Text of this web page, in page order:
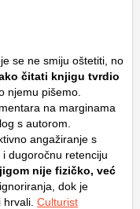
se ne smiju oštetiti, no
čitati knjigu tvrdio
njemu pišemo.
na marginama
s autorom.
angažiranje s
dugoročnu retenciju
nije fizičko, već
ignoriranja, dok je
Culturist